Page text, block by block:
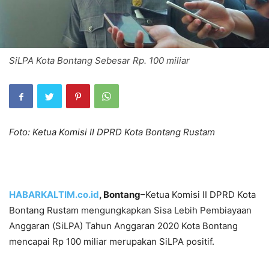
SiLPA Kota Bontang Sebesar Rp. 100 miliar
Foto: Ketua Komisi II DPRD Kota Bontang Rustam
HABARKALTIM.co.id, Bontang–Ketua Komisi II DPRD Kota
Bontang Rustam mengungkapkan Sisa Lebih Pembiayaan
Anggaran (SiLPA) Tahun Anggaran 2020 Kota Bontang
mencapai Rp 100 miliar merupakan SiLPA positif.